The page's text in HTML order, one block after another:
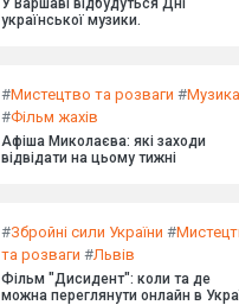
У Варшаві відбудуться Дні
української музики.
#Мистецтво та розваги #Музика
#Фільм жахів
Афіша Миколаєва: які заходи
відвідати на цьому тижні
#Збройні сили України #
та розваги #Львів
Фільм "Дисидент": коли та де
можна переглянути онлайн в